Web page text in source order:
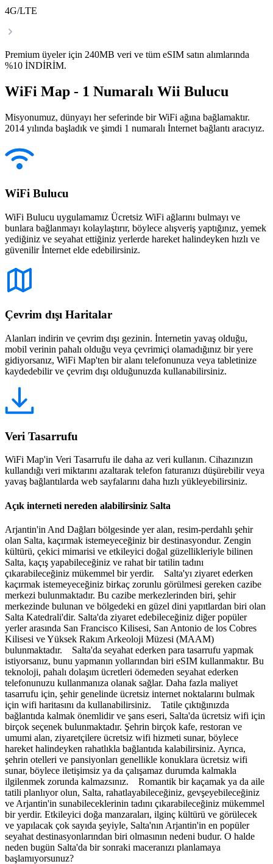
4G/LTE
Premium üyeler için 240MB veri ve tüm eSIM satın alımlarında
%10 İNDİRİM.
WiFi Map - 1 Numaralı Wii Bulucu
Misyonumuz, dünyayı her seferinde bir WiFi ağına bağlamaktır.
2014 yılında başladık ve şimdi 1 numaralı İnternet bağlantı aracıyız.
WiFi Bulucu
WiFi Bulucu uygulamamız Ücretsiz WiFi ağlarını bulmayı ve
bunlara bağlanmayı kolaylaştırır, böylece alışveriş yaptığınız, yemek
yediğiniz ve seyahat ettiğiniz yerlerde hareket halindeyken hızlı ve
güvenilir İnternet elde edebilirsiniz.
Çevrim dışı Haritalar
Alanları indirin ve çevrim dışı gezinin. İnternetin yavaş olduğu,
mobil verinin pahalı olduğu veya çevrimiçi olamadığınız bir yere
gidiyorsanız, WiFi Map'ten bir alanı telefonunuza veya tabletinize
kaydedebilir ve çevrim dışı olduğunuzda kullanabilirsiniz.
Veri Tasarrufu
WiFi Map'in Veri Tasarrufu ile daha az veri kullanın. Cihazınızın
kullandığı veri miktarını azaltarak telefon faturanızı düşürebilir veya
yavaş bağlantılarda web sayfalarını daha hızlı yükleyebilirsiniz.
Açık interneti nereden alabilirsiniz Salta
Arjantin'in And Dağları bölgesinde yer alan, resim-perdahlı şehir
olan Salta, kaçırmak istemeyeceğiniz bir destinasyondur. Zengin
kültürü, çekici mimarisi ve etkileyici doğal güzellikleriyle bilinen
Salta, kaçış yapabileceğiniz ve rahat bir tatilin tadını
çıkarabileceğiniz mükemmel bir yerdir. Salta'yı ziyaret ederken
kaçırmak istemeyeceğiniz birkaç zorunlu görülmesi gereken cazibe
merkezi bulunmaktadır. Bu cazibe merkezlerinden biri, şehir
merkezinde bulunan ve bölgedeki en güzel dini yapıtlardan biri olan
Salta Katedrali'dir. Salta'da ziyaret edebileceğiniz diğer popüler
yerler arasında San Francisco Kilisesi, San Antonio de los Cobres
Kilisesi ve Yüksek Rakım Arkeoloji Müzesi (MAAM)
bulunmaktadır. Salta'da seyahat ederken para tasarrufu yapmak
istiyorsanız, bunu yapmanın yollarından biri eSIM kullanmaktır. Bu
teknoloji, pahalı dolaşım ücretleri ödemeden seyahat ederken
telefonunuzu kullanmanıza olanak sağlar. Daha fazla maliyet
tasarrufu için, şehir genelinde ücretsiz internet noktalarını bulmak
için wifi haritasını da kullanabilirsiniz. Tatile çıktığınızda
bağlantıda kalmak önemlidir ve şans eseri, Salta'da ücretsiz wifi için
birçok seçenek bulunmaktadır. Şehrin birçok kafe, restoran ve
umumi alan, ziyaretçilere ücretsiz wifi hizmeti sunar, böylece
hareket halindeyken rahatlıkla bağlantıda kalabilirsiniz. Ayrıca,
şehrin otelleri ve pansiyonları genellikle konuklara ücretsiz wifi
sunar, böylece iletişimsiz ya da çalışamaz durumda kalmakla
ilgilenmek zorunda kalmazsınız. Romantik bir kaçamak ya da aile
tatili planlıyor olun, Salta, rahatlayabileceğiniz, gevşeyebileceğiniz
ve Arjantin'in sunabileceklerinin tadını çıkarabileceğiniz mükemmel
bir yerdir. Etkileyici doğa manzaraları, ilginç kültürü ve görülecek
ve yapılacak çok sayıda şeyiyle, Salta'nın Arjantin'in en popüler
seyahat destinasyonlarından biri olmasının nedeni budur. O halde
neden bugün Salta'da bir sonraki maceranızı planlamaya
başlamıyorsunuz?